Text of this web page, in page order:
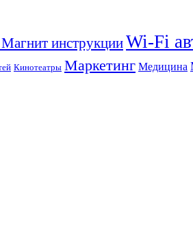
инструкцииWi-Fi
Кинотеатры Маркетинг Медицина